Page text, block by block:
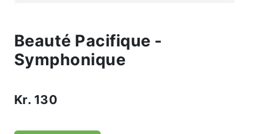
Beauté Pacifique -
Symphonique
Kr. 130